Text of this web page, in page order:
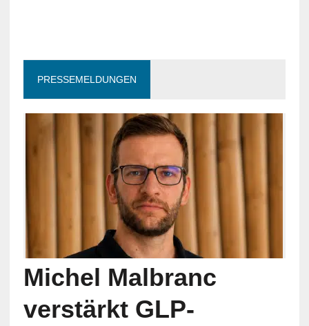
PRESSEMELDUNGEN
Michel Malbranc
verstärkt GLP-